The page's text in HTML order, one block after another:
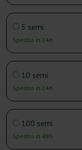
5 semi
Spedito in 24h
10 semi
Spedito in 24h
100 semi
Spedito in 48h